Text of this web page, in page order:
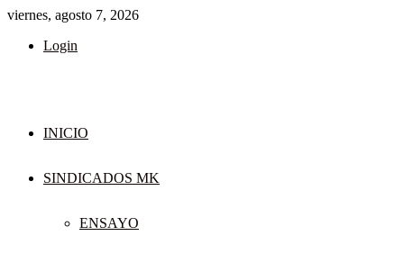
viernes, agosto 7, 2026
Login
INICIO
SINDICADOS MK
ENSAYO